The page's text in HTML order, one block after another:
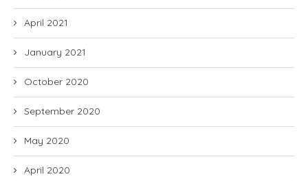
April 2021
January 2021
October 2020
September 2020
May 2020
April 2020